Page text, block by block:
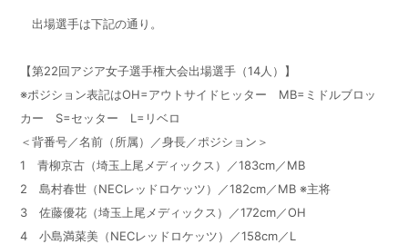
出場選手は下記の通り。
【第22回アジア女子選手権大会出場選手（14人）】
※ポジション表記はOH=アウトサイドヒッター MB=ミドルブロッ
カー S=セッター L=リベロ
＜背番号／名前（所属）／身長／ポジション＞
1 青柳京古（埼玉上尾メディックス）／183cm／MB
2 島村春世（NECレッドロケッツ）／182cm／MB ※主将
3 佐藤優花（埼玉上尾メディックス）／172cm／OH
4 小島満菜美（NECレッドロケッツ）／158cm／L